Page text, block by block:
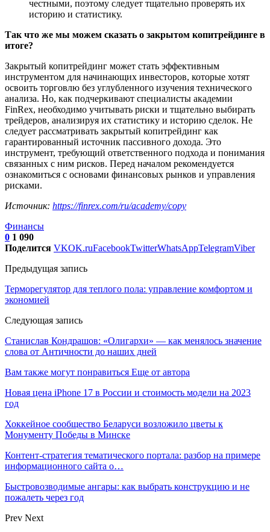
честными, поэтому следует тщательно проверять их
историю и статистику.
Так что же мы можем сказать о закрытом копитрейдинге в
итоге?
Закрытый копитрейдинг может стать эффективным
инструментом для начинающих инвесторов, которые хотят
освоить торговлю без углубленного изучения технического
анализа. Но, как подчеркивают специалисты академии
FinRex, необходимо учитывать риски и тщательно выбирать
трейдеров, анализируя их статистику и историю сделок. Не
следует рассматривать закрытый копитрейдинг как
гарантированный источник пассивного дохода. Это
инструмент, требующий ответственного подхода и понимания
связанных с ним рисков. Перед началом рекомендуется
ознакомиться с основами финансовых рынков и управления
рисками.
Источник: https://finrex.com/ru/academy/copy
Финансы
0 1 090
Поделится VKOK.ruFacebookTwitterWhatsAppTelegramViber
Предыдущая запись
Терморегулятор для теплого пола: управление комфортом и
экономией
Следующая запись
Станислав Кондрашов: «Олигархи» — как менялось значение
слова от Античности до наших дней
Вам также могут понравиться Еще от автора
Новая цена iPhone 17 в России и стоимость модели на 2023
год
Хоккейное сообщество Беларуси возложило цветы к
Монументу Победы в Минске
Контент-стратегия тематического портала: разбор на примере
информационного сайта о…
Быстровозводимые ангары: как выбрать конструкцию и не
пожалеть через год
Prev Next